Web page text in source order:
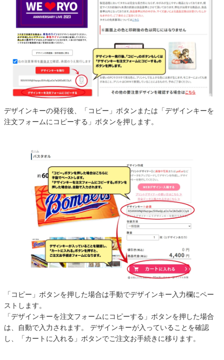
デザインキーの発行後、「コピー」ボタンまたは「デザインキーを
注文フォームにコピーする」ボタンを押します。
「コピー」ボタンを押した場合は手動でデザインキー入力欄にペー
ストします。
「デザインキーを注文フォームにコピーする」ボタンを押した場合
は、自動で入力されます。 デザインキーが入っていることを確認
し、「カートに入れる」ボタンでご注文お手続きに移ります。